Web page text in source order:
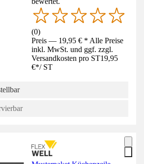
(0)
Preis — 19,95 € * Alle Preise
inkl. MwSt. und ggf. zzgl.
Versandkosten pro ST19,95
€*/ ST